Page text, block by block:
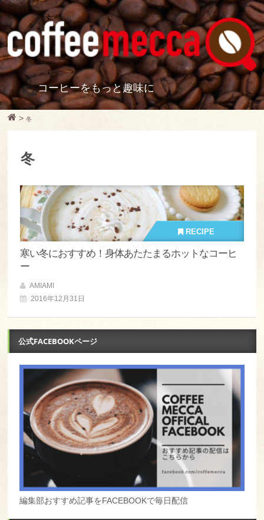
コーヒーをもっと趣味に
>冬
冬
RECIPE
寒い冬におすすめ！身体あたたまるホットなコーヒ
ー
AMIAMI
2016年12月31日
公式FACEBOOKページ
編集部おすすめ記事をFACEBOOKで毎日配信